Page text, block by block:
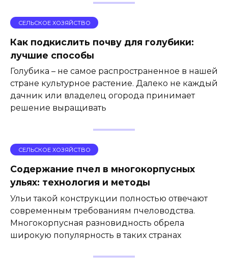
СЕЛЬСКОЕ ХОЗЯЙСТВО
Как подкислить почву для голубики:
лучшие способы
Голубика – не самое распространенное в нашей
стране культурное растение. Далеко не каждый
дачник или владелец огорода принимает
решение выращивать
СЕЛЬСКОЕ ХОЗЯЙСТВО
Содержание пчел в многокорпусных
ульях: технология и методы
Ульи такой конструкции полностью отвечают
современным требованиям пчеловодства.
Многокорпусная разновидность обрела
широкую популярность в таких странах